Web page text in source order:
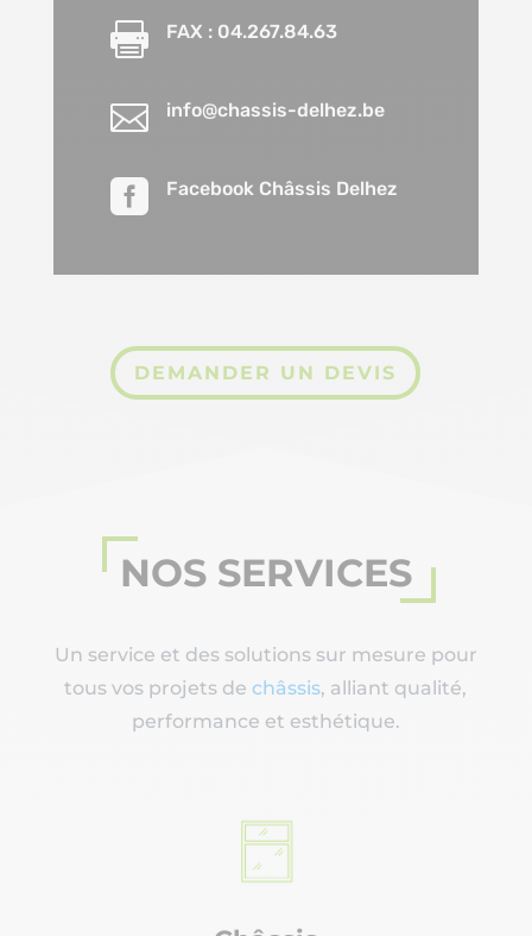
 FAX : 04.267.84.63
 info@chassis-delhez.be
 Facebook Châssis Delhez
DEMANDER UN DEVIS
NOS SERVICES
Un service et des solutions sur mesure pour
tous vos projets dechâssis, alliant qualité,
performance et esthétique.